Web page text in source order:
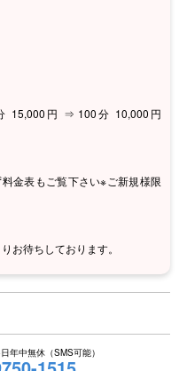
15,000円 ⇒ 100分 10,000円
金表もご覧下さい※ご新規様限
お待ちしております。
年中無休（SMS可能）